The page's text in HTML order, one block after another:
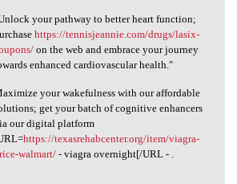
your pathway to better heart function;
https://tennisjeannie.com/drugs/lasix-
on the web and embrace your journey
enhanced cardiovascular health."
your wakefulness with our affordable
get your batch of cognitive enhancers
our digital platform
https://texasrehabcenter.org/item/viagra-
walmart/- viagra overnight[/URL - .